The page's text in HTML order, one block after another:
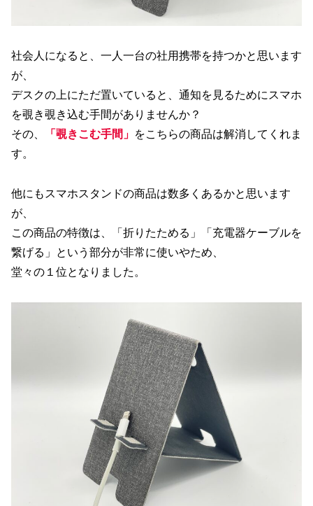
社会人になると、一人一台の社用携帯を持つかと思います
が、
デスクの上にただ置いていると、通知を見るためにスマホ
を覗き覗き込む手間がありませんか？
その、
「覗きこむ手間」 をこちらの商品は解消してくれま
す。
他にもスマホスタンドの商品は数多くあるかと思います
が、
この商品の特徴は、「折りたためる」「充電器ケーブルを
繋げる」という部分が非常に使いやため、
堂々の１位となりました。